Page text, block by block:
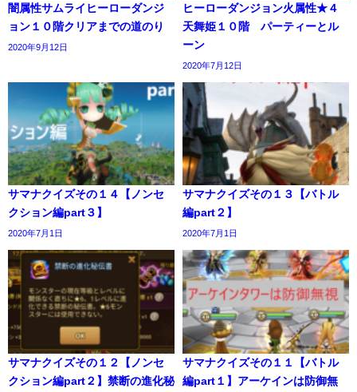
闇属性サムライヒーローダンジ
ョン１０階クリアまでの道のり
2020年9月12日
ヒーローダンジョン火属性★４
天舞姫１０階 パーティーとル
ーン
2020年7月12日
サマナクイズその１４【ノンセ
クション編part３】
2020年7月1日
サマナクイズその１３【バトル
編part２】
2020年7月1日
サマナクイズその１２【ノンセ
クション編part２】禁断の進化秘
サマナクイズその１１【バトル
編part１】アーケインは防御無